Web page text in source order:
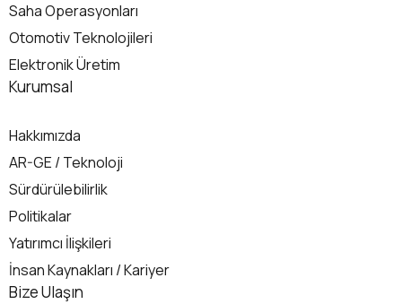
Saha Operasyonları
Otomotiv Teknolojileri
Elektronik Üretim
Kurumsal
Hakkımızda
AR-GE / Teknoloji
Sürdürülebilirlik
Politikalar
Yatırımcı İlişkileri
İnsan Kaynakları / Kariyer
İletişim
Bize Ulaşın